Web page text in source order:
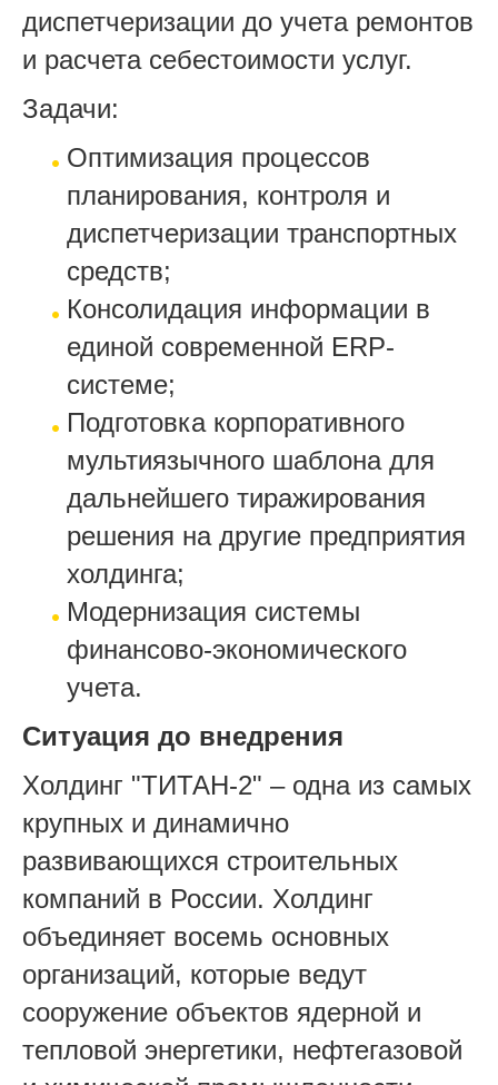
диспетчеризации до учета ремонтов
и расчета себестоимости услуг.
Задачи:
Оптимизация процессов
планирования, контроля и
диспетчеризации транспортных
средств;
Консолидация информации в
единой современной ERP-
системе;
Подготовка корпоративного
мультиязычного шаблона для
дальнейшего тиражирования
решения на другие предприятия
холдинга;
Модернизация системы
финансово-экономического
учета.
Ситуация до внедрения
Холдинг "ТИТАН-2" – одна из самых
крупных и динамично
развивающихся строительных
компаний в России. Холдинг
объединяет восемь основных
организаций, которые ведут
сооружение объектов ядерной и
тепловой энергетики, нефтегазовой